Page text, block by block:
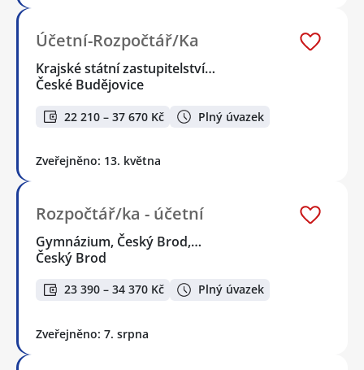
Účetní-Rozpočtář/Ka
Krajské státní zastupitelství…
České Budějovice
22 210 – 37 670 Kč Plný úvazek
Zveřejněno: 13. května
Rozpočtář/ka - účetní
Gymnázium, Český Brod,…
Český Brod
23 390 – 34 370 Kč Plný úvazek
Zveřejněno: 7. srpna